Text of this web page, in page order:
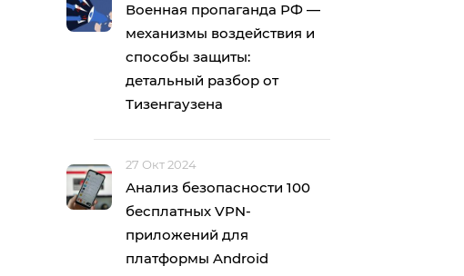
Военная пропаганда РФ —
механизмы воздействия и
способы защиты:
детальный разбор от
Тизенгаузена
27 Окт 2024
Анализ безопасности 100
бесплатных VPN-
приложений для
платформы Android